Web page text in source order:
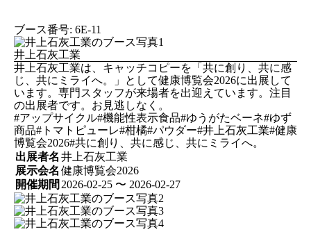
ブース番号: 6E-11
井上石灰工業
井上石灰工業は、キャッチコピーを「共に創り、共に感
じ、共にミライへ。」として健康博覧会2026に出展して
います。専門スタッフが来場者を出迎えています。注目
の出展者です。お見逃しなく。
#アップサイクル#機能性表示食品#ゆうがたベーネ#ゆず
商品#トマトピューレ#柑橘#パウダー#井上石灰工業#健康
博覧会2026#共に創り、共に感じ、共にミライへ。
出展者名 井上石灰工業
展示会名 健康博覧会2026
開催期間 2026-02-25 〜 2026-02-27